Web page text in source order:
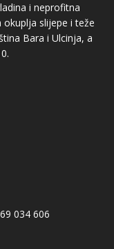
i neprofitna
slijepe i teže
Bara i Ulcinja, a
034 606